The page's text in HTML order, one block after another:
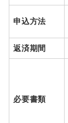
申込方法
返済期間
必要書類